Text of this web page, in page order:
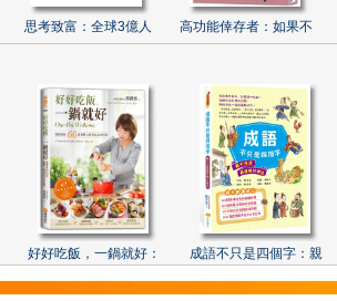
思考致富：全球3億人 高功能倖存者：如果不
好好吃飯，一鍋就好： 成語不只是四個字：親